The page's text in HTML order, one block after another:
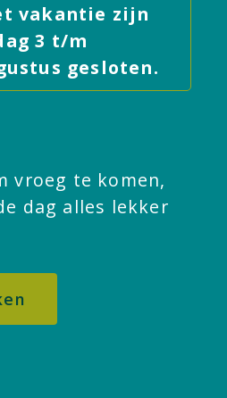
vakantie zijn
3 t/m
gesloten.
vroeg te komen,
dag alles lekker